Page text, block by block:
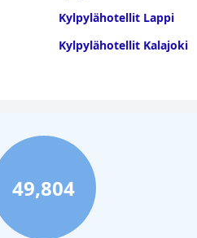
Kylpylähotellit Lappi
Kylpylähotellit Kalajoki
49,804